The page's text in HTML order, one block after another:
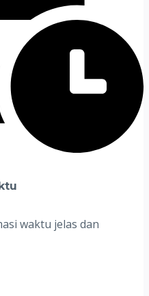
waktu jelas dan